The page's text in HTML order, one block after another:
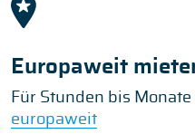
Europaweit
Für Stunden bis
europaweit